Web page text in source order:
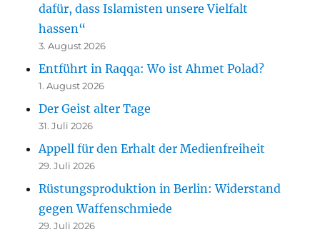
dafür, dass Islamisten unsere Vielfalt
hassen“
3. August 2026
Entführt in Raqqa: Wo ist Ahmet Polad?
1. August 2026
Der Geist alter Tage
31. Juli 2026
Appell für den Erhalt der Medienfreiheit
29. Juli 2026
Rüstungsproduktion in Berlin: Widerstand
gegen Waffenschmiede
29. Juli 2026